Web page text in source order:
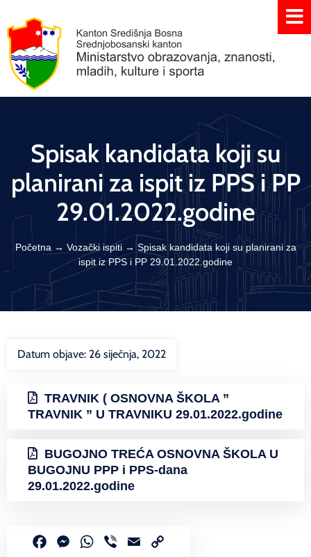
Spisak kandidata koji su
planirani za ispit iz PPS i PP
29.01.2022.godine
Početna → Vozački ispiti→ Spisak kandidata koji su planirani za
ispit iz PPS i PP 29.01.2022.godine
Datum objave: 26 siječnja, 2022
TRAVNIK ( OSNOVNA ŠKOLA ”
TRAVNIK ” U TRAVNIKU 29.01.2022.godine
BUGOJNO TREĆA OSNOVNA ŠKOLA U
BUGOJNU PPP i PPS-dana
29.01.2022.godine
FacebookMessenger
WhatsApp
Viber Email